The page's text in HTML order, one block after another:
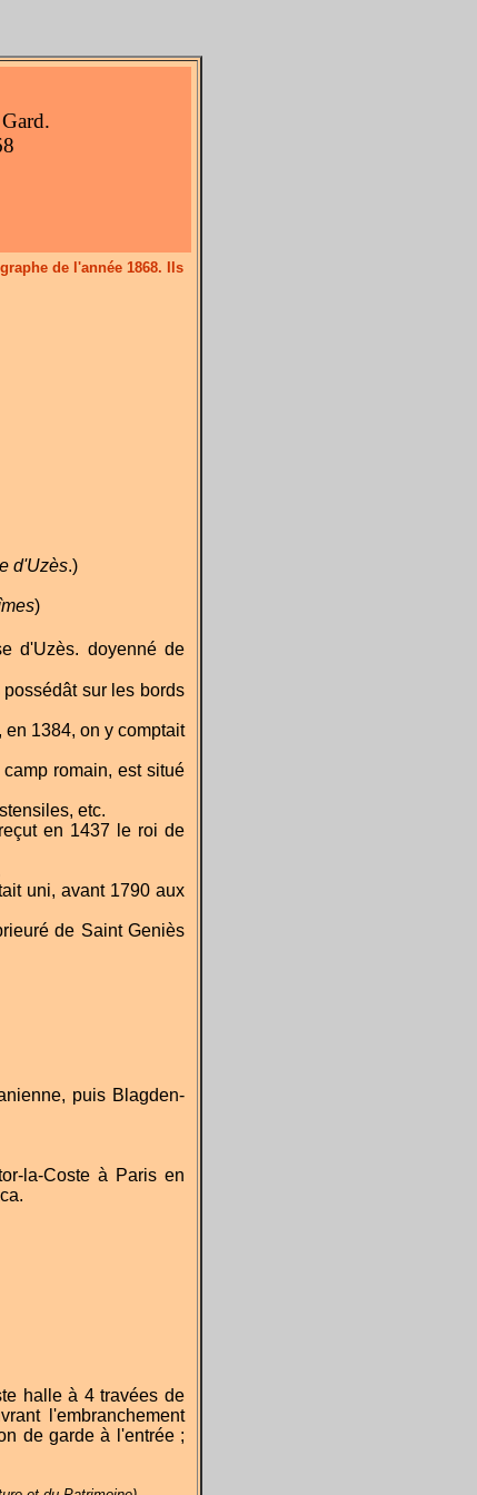
de l'année 1868. Ils
d'Uzès.)
)
d'Uzès. doyenné de
sur les bords
1384, on y comptait
romain, est situé
etc.
en 1437 le roi de
uni, avant 1790 aux
de Saint Geniès
puis Blagden-
la-Coste à Paris en
halle à 4 travées de
l'embranchement
de garde à l'entrée ;